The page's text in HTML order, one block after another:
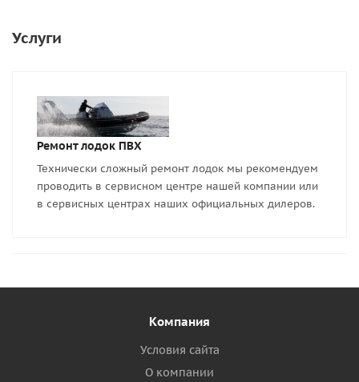
Услуги
Ремонт лодок ПВХ
Технически сложный ремонт лодок мы рекомендуем
проводить в сервисном центре нашей компании или
в сервисных центрах наших официальных дилеров.
Компания
Условия сайта
О компании